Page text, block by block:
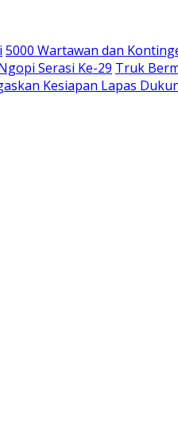
5000 Wartawan dan
Serasi Ke-29 Truk
Kesiapan Lapas